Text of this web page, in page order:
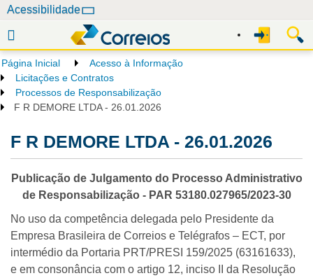
e
g
a
ç
Acessibilidade
Página Inicial
Acesso à Informação
Licitações e Contratos
Processos de Responsabilização
F R DEMORE LTDA - 26.01.2026
F R DEMORE LTDA - 26.01.2026
Publicação de Julgamento do Processo Administrativo
de Responsabilização - PAR 53180.027965/2023-30
No uso da competência delegada pelo Presidente da
Empresa Brasileira de Correios e Telégrafos – ECT, por
intermédio da Portaria PRT/PRESI 159/2025 (63161633),
e em consonância com o artigo 12, inciso II da Resolução